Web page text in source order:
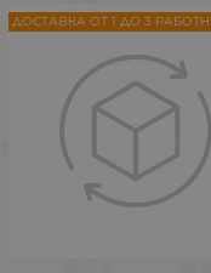
ДОСТАВКА ОТ 1 ДО 3